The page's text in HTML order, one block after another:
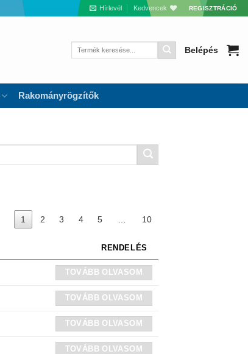
Hírlevél Kedvencek REGISZTRÁCIÓ
Keresés
Belépés
Rakományrögzítők
1 2 3 4 5 10
RENDELÉS
TOVÁBB OLVASOM
TOVÁBB OLVASOM
TOVÁBB OLVASOM
TOVÁBB OLVASOM